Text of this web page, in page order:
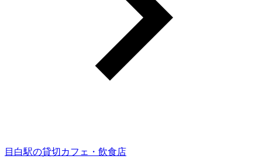
目白駅の貸切カフェ・飲食店